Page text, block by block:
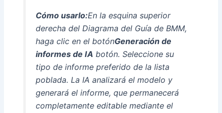
Cómo usarlo:En la esquina superior
derecha del Diagrama del Guía de BMM,
haga clic en el botónGeneración de
informes de IA botón. Seleccione su
tipo de informe preferido de la lista
poblada. La IA analizará el modelo y
generará el informe, que permanecerá
completamente editable mediante el